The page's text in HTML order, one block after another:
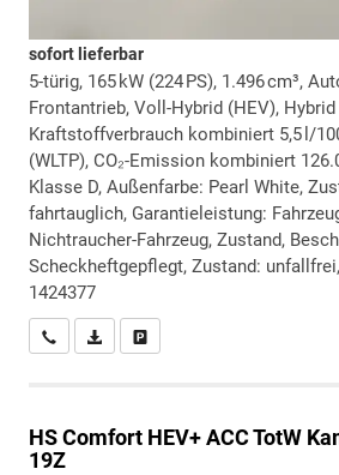
sofort lieferbar
5-türig, 165 kW (224 PS), 1.496 cm³,
Frontantrieb, Voll-Hybrid (HEV), Hybrid
Kraftstoffverbrauch kombiniert 5,5 l/
(WLTP), CO₂-Emission kombiniert
Klasse D, Außenfarbe: Pearl White,
fahrtauglich, Garantieleistung:
Nichtraucher-Fahrzeug, Zustand,
Scheckheftgepflegt, Zustand:
1424377
Wir rufen Sie anPDF-Datei, Fahrzeugexposé drucken
HSComfort HEV+ ACC TotW
19Z